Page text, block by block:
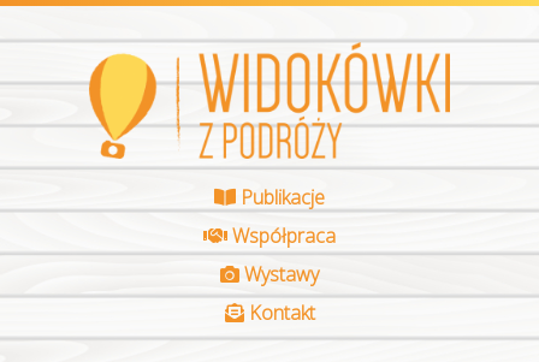
Publikacje
Współpraca
Wystawy
Kontakt